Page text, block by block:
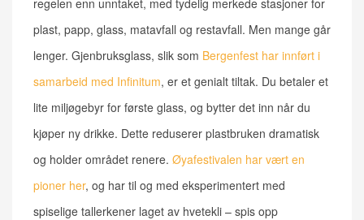
regelen enn unntaket, med tydelig merkede stasjoner for
plast, papp, glass, matavfall og restavfall. Men mange går
lenger. Gjenbruksglass, slik som Bergenfest har innført i
samarbeid med Infinitum, er et genialt tiltak. Du betaler et
lite miljøgebyr for første glass, og bytter det inn når du
kjøper ny drikke. Dette reduserer plastbruken dramatisk
og holder området renere. Øyafestivalen har vært en
pioner her, og har til og med eksperimentert med
spiselige tallerkener laget av hvetekli – spis opp